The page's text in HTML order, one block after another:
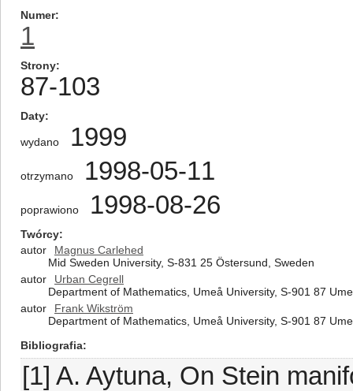
Numer
1
Strony
87-103
Daty
wydano 1999
otrzymano 1998-05-11
poprawiono 1998-08-26
Twórcy
autor
Magnus Carlehed
Mid Sweden University, S-831 25 Östersund, Sweden
autor
Urban Cegrell
Department of Mathematics, Umeå University, S-901 87
autor
Frank Wikström
Department of Mathematics, Umeå University, S-901 87
Bibliografia
[1] A. Aytuna, On Stein